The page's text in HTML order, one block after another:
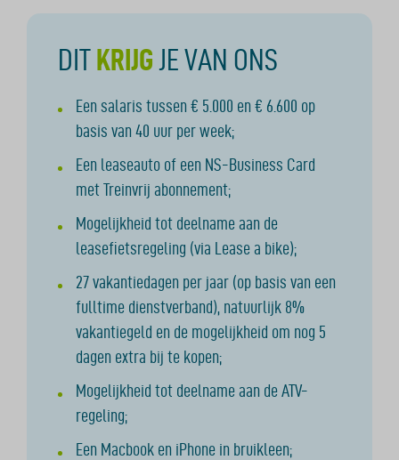
DITKRIJG JE VAN ONS
Een salaris tussen € 5.000 en € 6.600 op
basis van 40 uur per week;
Een leaseauto of een NS-Business Card
met Treinvrij abonnement;
Mogelijkheid tot deelname aan de
leasefietsregeling (via Lease a bike);
27 vakantiedagen per jaar (op basis van een
fulltime dienstverband), natuurlijk 8%
vakantiegeld en de mogelijkheid om nog 5
dagen extra bij te kopen;
Mogelijkheid tot deelname aan de ATV-
regeling;
Een Macbook en iPhone in bruikleen;